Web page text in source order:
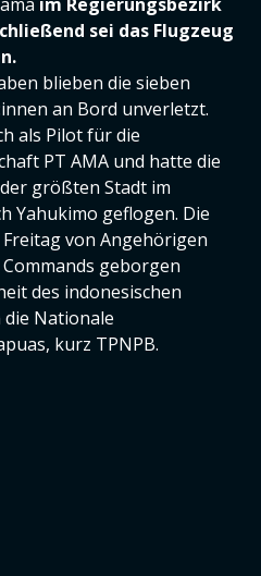
sei das Flugzeug
blieben die sieben
an Bord unverletzt.
als Pilot für die
PT AMA und hatte die
größten Stadt im
Yahukimo geflogen. Die
von Angehörigen
geborgen
des indonesischen
Nationale
kurz TPNPB.